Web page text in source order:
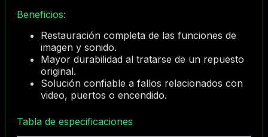
Beneficios:
Restauración completa de las funciones de
imagen y sonido.
Mayor durabilidad al tratarse de un repuesto
original.
Solución confiable a fallos relacionados con
video, puertos o encendido.
Tabla de especificaciones